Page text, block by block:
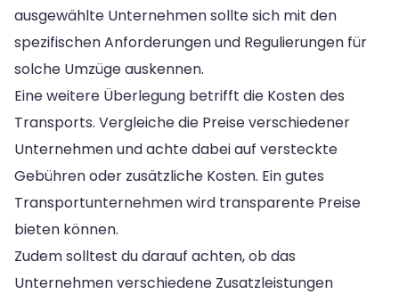
ausgewählte Unternehmen sollte sich mit den
spezifischen Anforderungen und Regulierungen für
solche Umzüge auskennen.
Eine weitere Überlegung betrifft die Kosten des
Transports. Vergleiche die Preise verschiedener
Unternehmen und achte dabei auf versteckte
Gebühren oder zusätzliche Kosten. Ein gutes
Transportunternehmen wird transparente Preise
bieten können.
Zudem solltest du darauf achten, ob das
Unternehmen verschiedene Zusatzleistungen